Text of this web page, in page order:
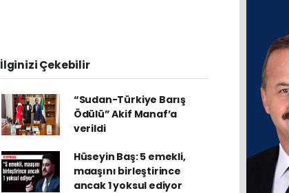
İlginizi Çekebilir
“Sudan-Türkiye Barış
Ödülü” Akif Manaf’a
verildi
Hüseyin Baş: 5 emekli,
maaşını birleştirince
ancak 1 yoksul ediyor